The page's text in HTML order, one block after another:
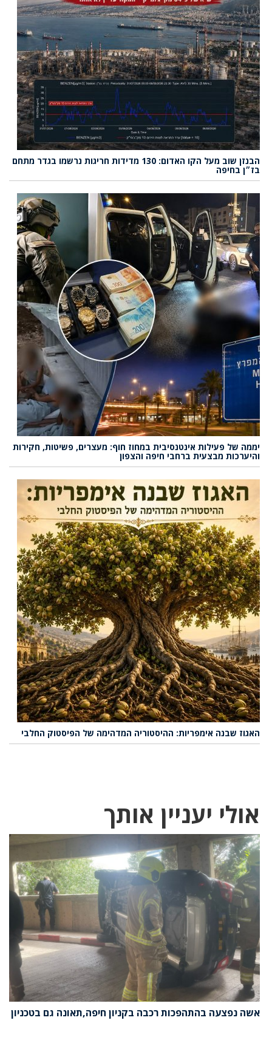
הבנזן שוב מעל הקו האדום: 130 מדידות חריגות נרשמו בגדר מתחם
בז״ן בחיפה
יממה של פעילות אינטנסיבית במחוז חוף: מעצרים, פשיטות, חקירות
והיערכות מבצעית ברחבי חיפה והצפון
האגוז שבנה אימפריות: ההיסטוריה המדהימה של הפיסטוק החלבי
אולי יעניין אותך
אשה נפצעה בהתהפכות רכבה בקניון חיפה,תאונה גם בטכניון